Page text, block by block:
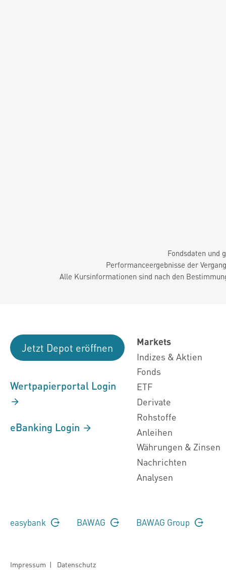
Fondsdaten und
Performanceergebnisse der
Alle Kursinformationen sind nach den
Jetzt Depot eröffnen
Wertpapierportal Login
eBanking Login
Markets
Indizes & Aktien
Fonds
ETF
Derivate
Rohstoffe
Anleihen
Währungen & Zinsen
Nachrichten
Analysen
easybank BAWAG BAWAG Group
Impressum | Datenschutz